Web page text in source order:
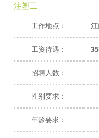
注塑工
工作地点： 江
工资待遇：
招聘人数：
性别要求：
年龄要求：